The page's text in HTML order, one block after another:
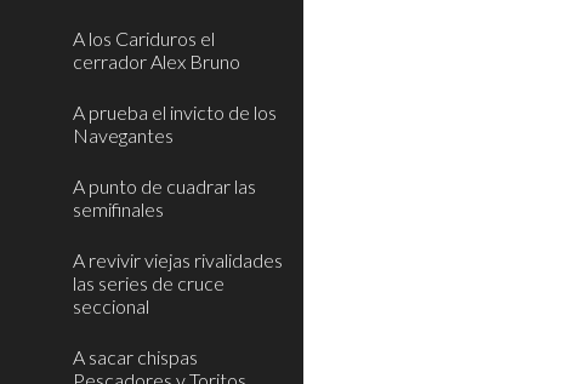
A los Cariduros el
cerrador Alex Bruno
A prueba el invicto de los
Navegantes
A punto de cuadrar las
semifinales
A revivir viejas rivalidades
las series de cruce
seccional
A sacar chispas